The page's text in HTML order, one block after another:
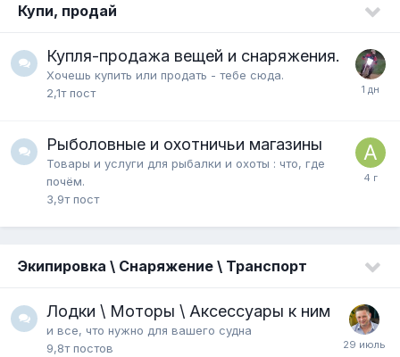
Купи, продай
Купля-продажа вещей и снаряжения.
Хочешь купить или продать - тебе сюда.
2,1т пост
Рыболовные и охотничьи магазины
Товары и услуги для рыбалки и охоты : что, где
почём.
3,9т пост
Экипировка \ Снаряжение \ Транспорт
Лодки \ Моторы \ Аксессуары к ним
и все, что нужно для вашего судна
9,8т постов